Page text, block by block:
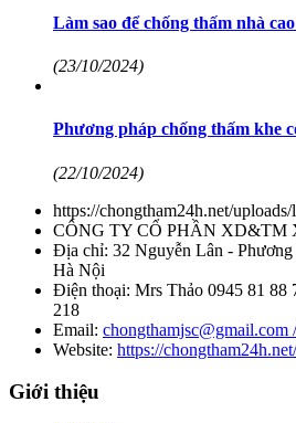
Làm sao để chống thấm nhà
(23/10/2024)
Phương pháp chống thấm khe
(22/10/2024)
https://chongtham24h.net/
CÔNG TY CỔ PHẦN XD&TM
Địa chỉ: 32 Nguyễn Lân -
Hà Nội
Điện thoại: Mrs Thảo 0945 81 88
218
Email:
Website: https://chongtham24h.net/
Giới thiệu